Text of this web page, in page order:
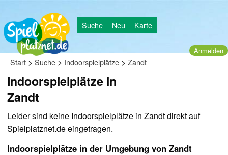
Suche Neu Karte
Anmelden
Start > Suche > Indoorspielplätze > Zandt
Indoorspielplätze in
Zandt
Leider sind keine Indoorspielplätze in Zandt direkt auf
Spielplatznet.de eingetragen.
Indoorspielplätze in der Umgebung von Zandt